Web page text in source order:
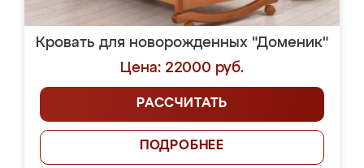
Кровать для новорожденных "Доменик"
Цена: 22000 руб.
РАССЧИТАТЬ
ПОДРОБНЕЕ